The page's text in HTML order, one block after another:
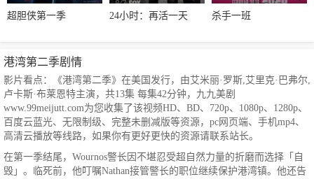
超胆侠第一季 24小时：再活一天 杀手一班
港湾第二季剧情
影片看点：《港湾第二季》在美国发行，由艾米丽·罗斯,艾里克·巴弗尔,
卢卡斯·布莱恩特主演，共13集 每集42分钟，九九美剧
www.99meijutt.com为您收集了该视频HD、BD、720p、1080p、1280p、
百度云蓝光、无限制级、完整未删减版等资源，pc网页端、手机mp4、
高清云播放等线路，如果你有更好更快的资源请联系站长。
在第一季结尾，Wournos警长因不堪忍受超自然力量的折磨而选择「自
毁」。临死前，他叮嘱Nathan接管警长的职位继续保护港湾镇。他还告